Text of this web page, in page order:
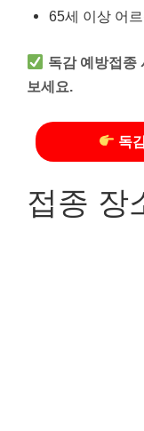
65세 이상 어
독감 예방접종
보세요.
독
접종 장